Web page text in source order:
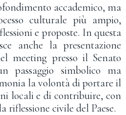
accademico, ma
culturale più ampio,
e proposte. In questa
anche la presentazione
meeting presso il Senato
passaggio simbolico ma
la volontà di portare il
locali e di contribuire, con
civile del Paese.